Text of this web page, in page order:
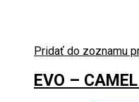
Pridať do zoznamu
EVO –